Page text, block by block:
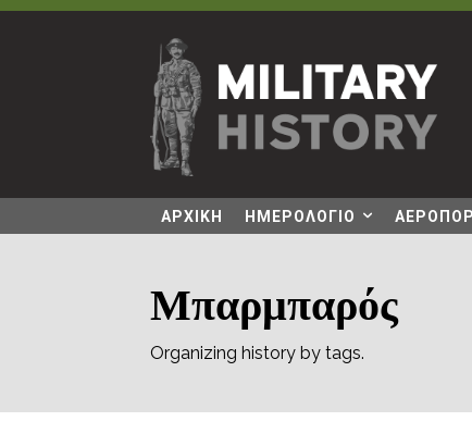
ΑΡΧΙΚΗ ΗΜΕΡΟΛΟΓΙΟ
Μπαρμπαρός
Organizing history by tags.